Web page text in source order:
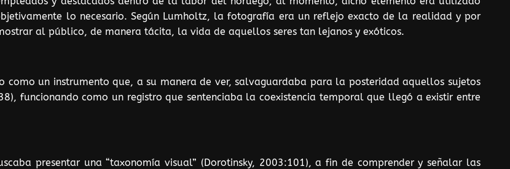
lo necesario. Según Lumholtz, la fotografía era un reflejo exacto de la realidad y por
al público, de manera tácita, la vida de aquellos seres tan lejanos y exóticos.
un instrumento que, a su manera de ver, salvaguardaba para la posteridad aquellos sujetos
funcionando como un registro que sentenciaba la coexistencia temporal que llegó a existir entre
presentar una “taxonomía visual” (Dorotinsky, 2003:101), a fin de comprender y señalar las